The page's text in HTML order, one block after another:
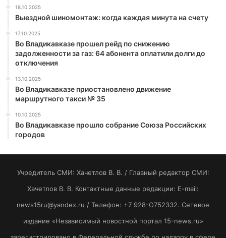
18.10.2025
Выездной шиномонтаж: когда каждая минута на счету
17.10.2025
Во Владикавказе прошел рейд по снижению
задолженности за газ: 64 абонента оплатили долги до
отключения
13.10.2025
Во Владикавказе приостановлено движение
маршрутного такси № 35
10.10.2025
Во Владикавказе прошло собрание Союза Российских
городов
Учредитель СМИ: Хaчeтлoв B. B. / Главный редактор СМИ:
Хaчeтлoв B. B. Контактные данные редакции: E-mail:
news15ru@yandex.ru / Телефон: +7 928-O752332. Сетевое
издание «Независимый новостной портал 15-news.ru»